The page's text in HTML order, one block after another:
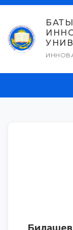
Skip
content